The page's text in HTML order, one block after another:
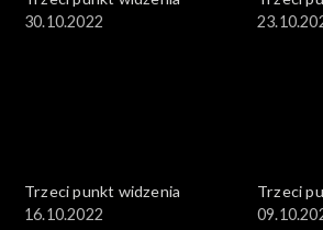
30.10.2022
Trzeci punkt widzenia
16.10.2022
Trzeci